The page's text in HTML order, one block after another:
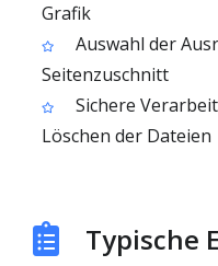
Grafik
Auswahl der
Seitenzuschnitt
Sichere
Löschen der Dateien
Typische